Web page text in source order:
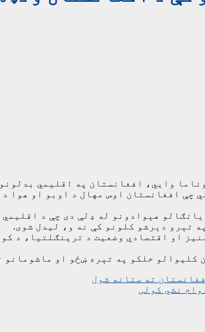
وايي، افغانستان په اقلیمي
چې افغانستان اوس مهال د اوبو او هوا
هېوادونو له ډلې دی چې د
تېرو دېرشو کلونو کې نه و، لیدل شوی.
۴ لسیزو د وچکالۍ، د ټولنیز او اقتصادي وضعیت
کلیوالو خلکو په تېره ښځو او ماشومانو
نشي کولی